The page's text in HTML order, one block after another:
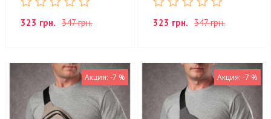
323 грн. 347 грн. 323 грн. 347 грн.
Акция: -7 % Акция: -7 %